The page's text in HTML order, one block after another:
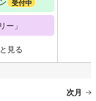
受付中
ー」
見る
次月